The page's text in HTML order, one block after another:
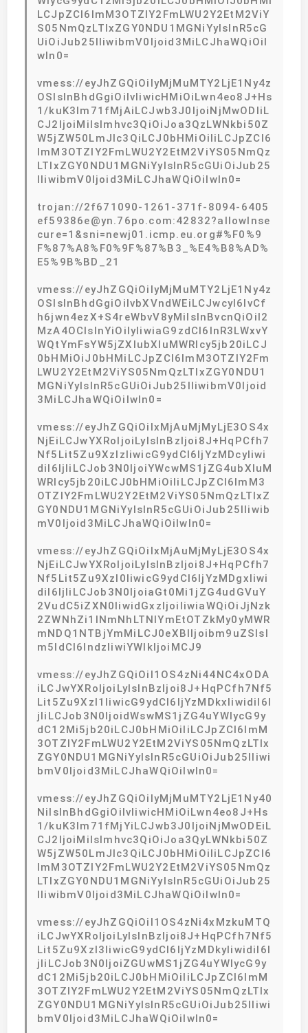
LCJpZCI6ImM3OTZlY2FmLWU2Y2EtM2ViY
S05NmQzLTIxZGY0NDU1MGNiYyIsInR5cG
UiOiJub25lIiwibmV0Ijoid3MiLCJhaWQiOiI
wIn0=
vmess://eyJhZGQiOiIyMjMuMTY2LjE1Ny4z
OSIsInBhdGgiOiIvIiwicHMiOiLwn4eo8J+Hs
1/kuK3lm71fMjAiLCJwb3J0IjoiNjMwODIiL
CJ2IjoiMiIsImhvc3QiOiJoa3QzLWNkbi50Z
W5jZW50LmJlc3QiLCJ0bHMiOiIiLCJpZCI6
ImM3OTZlY2FmLWU2Y2EtM2ViYS05NmQz
LTIxZGY0NDU1MGNiYyIsInR5cGUiOiJub25
lIiwibmV0Ijoid3MiLCJhaWQiOiIwIn0=
trojan://2f671090-1261-371f-8094-6405
ef59386e@yn.76po.com:42832?allowInse
cure=1&sni=newj01.icmp.eu.org#%F0%9
F%87%A8%F0%9F%87%B3_%E4%B8%AD%
E5%9B%BD_21
vmess://eyJhZGQiOiIyMjMuMTY2LjE1Ny4z
OSIsInBhdGgiOiIvbXVndWEiLCJwcyI6IvCf
h6jwn4ezX+S4reWbvV8yMiIsInBvcnQiOiI2
MzA4OCIsInYiOiIyIiwiaG9zdCI6InR3LWxvY
WQtYmFsYW5jZXIubXluMWRlcy5jb20iLCJ
0bHMiOiJ0bHMiLCJpZCI6ImM3OTZlY2Fm
LWU2Y2EtM2ViYS05NmQzLTIxZGY0NDU1
MGNiYyIsInR5cGUiOiJub25lIiwibmV0Ijoid
3MiLCJhaWQiOiIwIn0=
vmess://eyJhZGQiOiIxMjAuMjMyLjE3OS4x
NjEiLCJwYXRoIjoiLyIsInBzIjoi8J+HqPCfh7
Nf5Lit5Zu9XzIzIiwicG9ydCI6IjYzMDcyIiwi
diI6IjIiLCJob3N0IjoiYWcwMS1jZG4ubXluM
WRlcy5jb20iLCJ0bHMiOiIiLCJpZCI6ImM3
OTZlY2FmLWU2Y2EtM2ViYS05NmQzLTIxZ
GY0NDU1MGNiYyIsInR5cGUiOiJub25lIiwib
mV0Ijoid3MiLCJhaWQiOiIwIn0=
vmess://eyJhZGQiOiIxMjAuMjMyLjE3OS4x
NjEiLCJwYXRoIjoiLyIsInBzIjoi8J+HqPCfh7
Nf5Lit5Zu9XzI0IiwicG9ydCI6IjYzMDgxIiwi
diI6IjIiLCJob3N0IjoiaGt0Mi1jZG4udGVuY
2VudC5iZXN0IiwidGxzIjoiIiwiaWQiOiJjNzk
2ZWNhZi1lNmNhLTNlYmEtOTZkMy0yMWR
mNDQ1NTBjYmMiLCJ0eXBlIjoibm9uZSIsI
m5ldCI6IndzIiwiYWlkIjoiMCJ9
vmess://eyJhZGQiOiI1OS4zNi44NC4xODA
iLCJwYXRoIjoiLyIsInBzIjoi8J+HqPCfh7Nf5
Lit5Zu9XzI1IiwicG9ydCI6IjYzMDkxIiwidiI6I
jIiLCJob3N0IjoidWswMS1jZG4uYWlycG9y
dC12Mi5jb20iLCJ0bHMiOiIiLCJpZCI6ImM
3OTZlY2FmLWU2Y2EtM2ViYS05NmQzLTIx
ZGY0NDU1MGNiYyIsInR5cGUiOiJub25lIiwi
bmV0Ijoid3MiLCJhaWQiOiIwIn0=
vmess://eyJhZGQiOiIyMjMuMTY2LjE1Ny40
NiIsInBhdGgiOiIvIiwicHMiOiLwn4eo8J+Hs
1/kuK3lm71fMjYiLCJwb3J0IjoiNjMwODEiL
CJ2IjoiMiIsImhvc3QiOiJoa3QyLWNkbi50Z
W5jZW50LmJlc3QiLCJ0bHMiOiIiLCJpZCI6
ImM3OTZlY2FmLWU2Y2EtM2ViYS05NmQz
LTIxZGY0NDU1MGNiYyIsInR5cGUiOiJub25
lIiwibmV0Ijoid3MiLCJhaWQiOiIwIn0=
vmess://eyJhZGQiOiI1OS4zNi4xMzkuMTQ
iLCJwYXRoIjoiLyIsInBzIjoi8J+HqPCfh7Nf5
Lit5Zu9XzI3IiwicG9ydCI6IjYzMDkyIiwidiI6I
jIiLCJob3N0IjoiZGUwMS1jZG4uYWlycG9y
dC12Mi5jb20iLCJ0bHMiOiIiLCJpZCI6ImM
3OTZlY2FmLWU2Y2EtM2ViYS05NmQzLTIx
ZGY0NDU1MGNiYyIsInR5cGUiOiJub25lIiwi
bmV0Ijoid3MiLCJhaWQiOiIwIn0=